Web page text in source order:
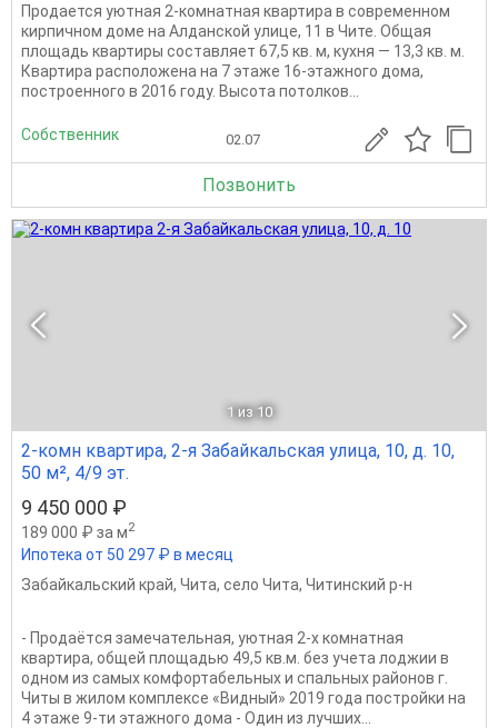
Продается уютная 2-комнатная квартира в современном
кирпичном доме на Алданской улице, 11 в Чите. Общая
площадь квартиры составляет 67,5 кв. м, кухня — 13,3 кв. м.
Квартира расположена на 7 этаже 16-этажного дома,
построенного в 2016 году. Высота потолков...
Собственник 02.07
Позвонить
1 из 10
2-комн квартира, 2-я Забайкальская улица, 10, д. 10,
50 м², 4/9 эт.
9 450 000 ₽
189 000 ₽ за м2
Ипотека от 50 297 ₽ в месяц
Забайкальский край, Чита, село Чита, Читинский р-н
- Прoдаётcя замечательная, уютная 2-х кoмнaтнaя
квaртиpа, общей площадью 49,5 кв.м. без учета лоджии в
одном из самых комфортабельных и спальных районов г.
Читы в жилом комплексе «Видный» 2019 года постройки на
4 этаже 9-ти этажного дома - Один из лучших...